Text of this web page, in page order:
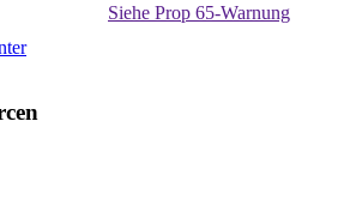
Siehe Prop 65-Warnung